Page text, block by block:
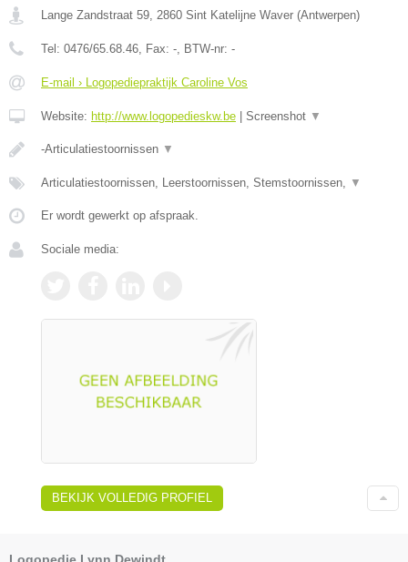
Lange Zandstraat 59, 2860 Sint Katelijne Waver (Antwerpen)
Tel: 0476/65.68.46, Fax: -, BTW-nr: -
E-mail › Logopediepraktijk Caroline Vos
Website: http://www.logopedieskw.be Screenshot ▼
-Articulatiestoornissen ▼
Articulatiestoornissen, Leerstoornissen, Stemstoornissen, ▼
Er wordt gewerkt op afspraak.
Sociale media:
BEKIJK VOLLEDIG PROFIEL
Logopedie Lynn Dewindt